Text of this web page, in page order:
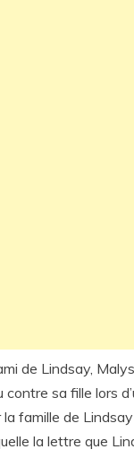
de Lindsay,
sa fille lors
famille de
la lettre que